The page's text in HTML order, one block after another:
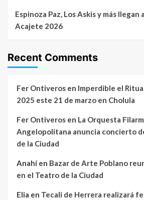
Espinoza Paz, Los Askis y más llegan
Acajete 2026
Recent Comments
Fer Ontiveros en Imperdible el
2025 este 21 de marzo en Cholula
Fer Ontiveros en La Orquesta
Angelopolitana anuncia concierto
de la Ciudad
Anahíen Bazar de Arte Poblano
en el Teatro de la Ciudad
Elia en Tecali de Herrera realizará